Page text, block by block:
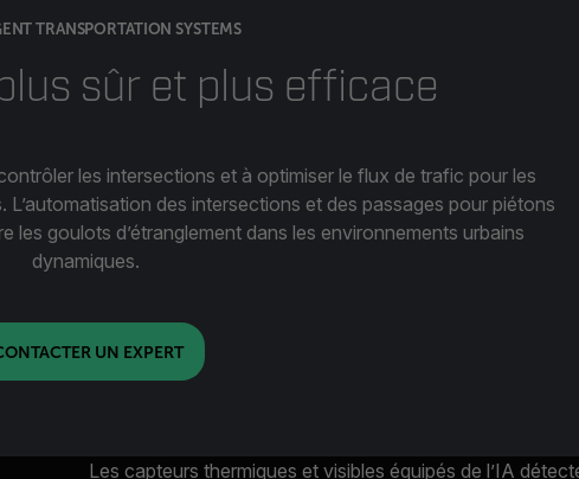
TRANSPORTATION SYSTEMS
sûr et plus efficace
les intersections et à optimiser le flux de trafic pour les
des intersections et des passages pour piétons
les goulots d’étranglement dans les environnements urbains
dynamiques.
UN EXPERT
Les capteurs thermiques et visibles équipés de l’IA